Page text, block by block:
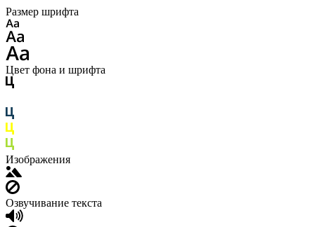
Размер шрифта
Цвет фона и шрифта
Изображения
Озвучивание текста